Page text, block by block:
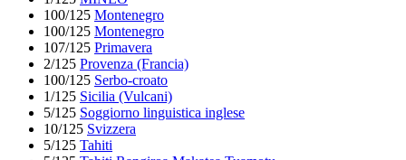
100/125 Montenegro
100/125 Montenegro
107/125 Primavera
2/125 Provenza (Francia)
100/125 Serbo-croato
1/125 Sicilia (Vulcani)
5/125 Soggiorno linguistica inglese
10/125 Svizzera
5/125 Tahiti